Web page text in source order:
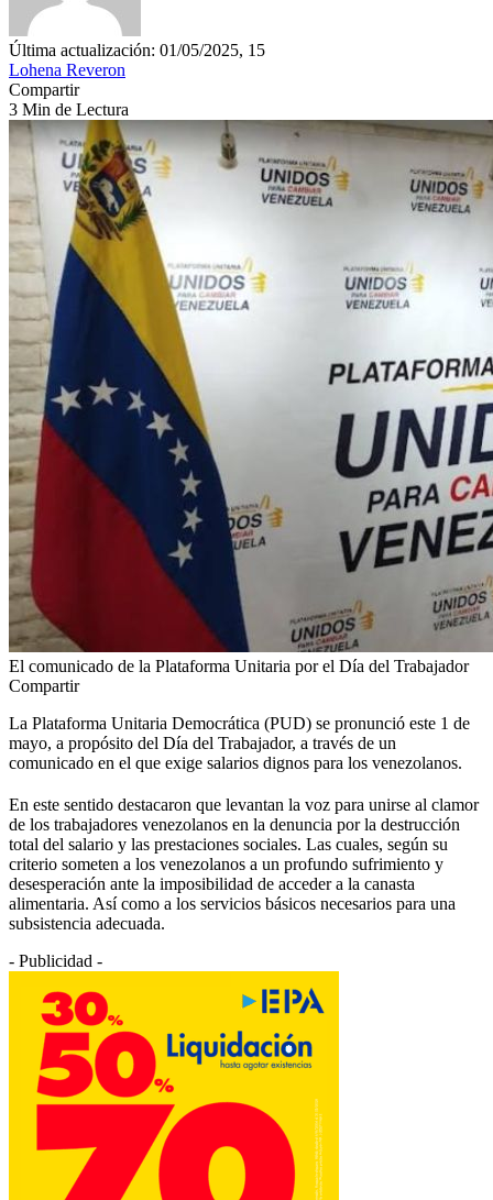
Última actualización: 01/05/2025, 15
Lohena Reveron
Compartir
3 Min de Lectura
El comunicado de la Plataforma Unitaria por el Día del Trabajador
Compartir
La Plataforma Unitaria Democrática (PUD) se pronunció este 1 de
mayo, a propósito del Día del Trabajador, a través de un
comunicado en el que exige salarios dignos para los venezolanos.
En este sentido destacaron que levantan la voz para unirse al clamor
de los trabajadores venezolanos en la denuncia por la destrucción
total del salario y las prestaciones sociales. Las cuales, según su
criterio someten a los venezolanos a un profundo sufrimiento y
desesperación ante la imposibilidad de acceder a la canasta
alimentaria. Así como a los servicios básicos necesarios para una
subsistencia adecuada.
- Publicidad -